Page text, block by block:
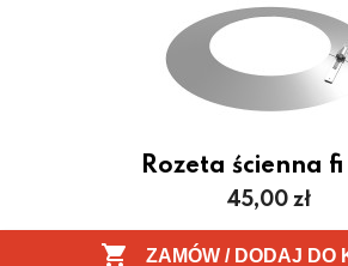
Rozeta ścienna
Cena
45,00 zł
 ZAMÓW / DODAJ DO